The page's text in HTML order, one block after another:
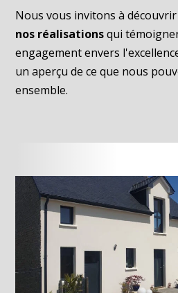
Nous vous invitons à découvrir
nos réalisationsqui
engagement envers
un aperçu de ce que nous
ensemble.